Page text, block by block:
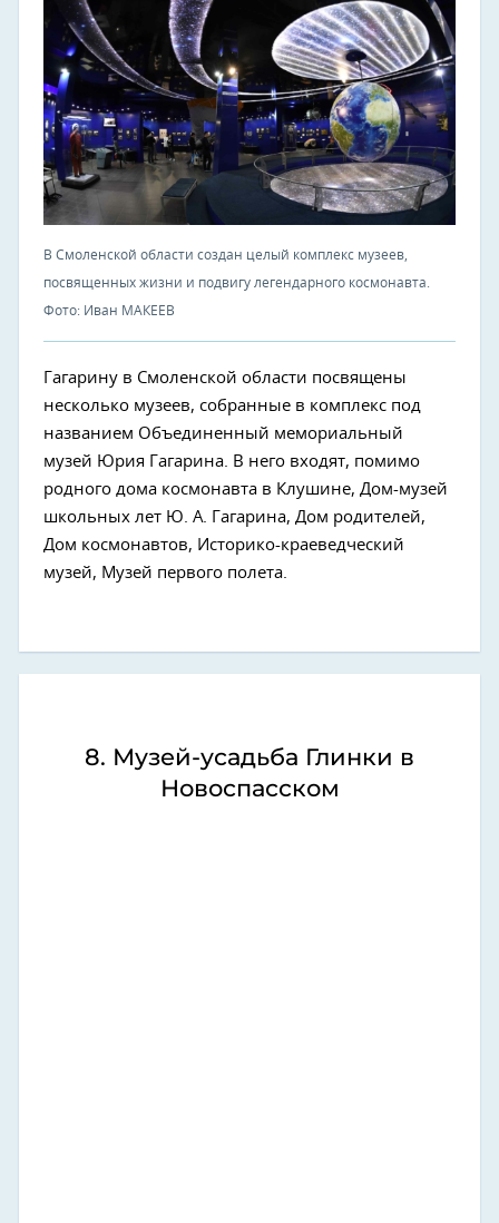
В Смоленской области создан целый комплекс музеев,
посвященных жизни и подвигу легендарного космонавта.
Фото: Иван МАКЕЕВ
Гагарину в Смоленской области посвящены
несколько музеев, собранные в комплекс под
названием Объединенный мемориальный
музей Юрия Гагарина. В него входят, помимо
родного дома космонавта в Клушине, Дом-музей
школьных лет Ю. А. Гагарина, Дом родителей,
Дом космонавтов, Историко-краеведческий
музей, Музей первого полета.
8. Музей-усадьба Глинки в
Новоспасском